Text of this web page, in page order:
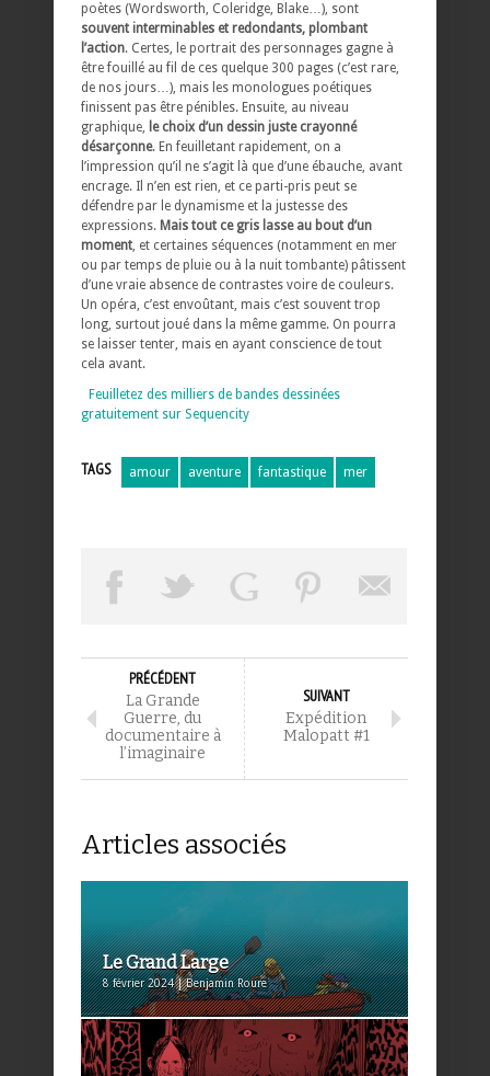
poètes (Wordsworth, Coleridge, Blake…), sont
souvent interminables et redondants, plombant
l’action. Certes, le portrait des personnages gagne à
être fouillé au fil de ces quelque 300 pages (c’est rare,
de nos jours…), mais les monologues poétiques
finissent pas être pénibles. Ensuite, au niveau
graphique, le choix d’un dessin juste crayonné
désarçonne. En feuilletant rapidement, on a
l’impression qu’il ne s’agit là que d’une ébauche, avant
encrage. Il n’en est rien, et ce parti-pris peut se
défendre par le dynamisme et la justesse des
expressions. Mais tout ce gris lasse au bout d’un
moment, et certaines séquences (notamment en mer
ou par temps de pluie ou à la nuit tombante) pâtissent
d’une vraie absence de contrastes voire de couleurs.
Un opéra, c’est envoûtant, mais c’est souvent trop
long, surtout joué dans la même gamme. On pourra
se laisser tenter, mais en ayant conscience de tout
cela avant.
Feuilletez des milliers de bandes dessinées
gratuitement sur Sequencity
TAGS amour aventure fantastique mer
PRÉCÉDENT
La Grande
Guerre, du
documentaire à
l’imaginaire
SUIVANT
Expédition
Malopatt #1
Articles associés
Le Grand Large
8 février 2024 | Benjamin Roure